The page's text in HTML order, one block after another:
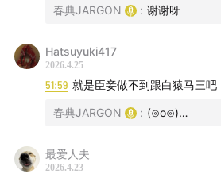
春典JARGON : 谢谢呀
Hatsuyuki417
2026.4.25
51:59 就是臣妾做不到跟白猿马三吧
春典JARGON : (⊙o⊙)…
最爱人夫
2026.4.23